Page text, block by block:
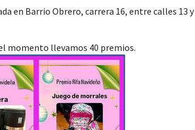
en Barrio Obrero, carrera 16, entre calles 13 y
momento llevamos 40 premios.